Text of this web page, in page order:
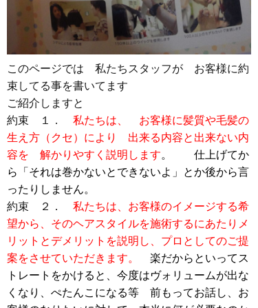
このページでは 私たちスタッフが お客様に約
束してる事を書いてます
ご紹介しますと
約束 １． 私たちは、 お客様に髪質や毛髪の
生え方（クセ）により 出来る内容と出来ない内
容を 解かりやすく説明します。 仕上げてか
ら「それは巻かないとできないよ」とか後から言
ったりしません。
約束 ２． 私たちは、お客様のイメージする希
望から、そのヘアスタイルを施術するにあたりメ
リットとデメリットを説明し、プロとしてのご提
案をさせていただきます。 楽だからといってス
トレートをかけると、今度はヴォリュームが出な
くなり、ぺたんこになる等 前もってお話し、お